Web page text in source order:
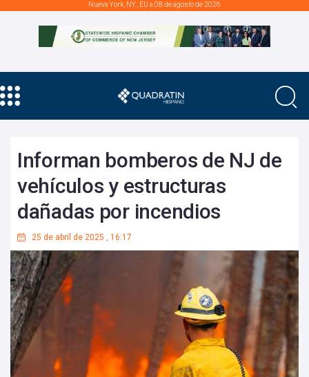
Nueva York, NY., EU a 08 de agosto de 2026
Informan bomberos de NJ de
vehículos y estructuras
dañadas por incendios
25 de abril de 2025 , 16:17